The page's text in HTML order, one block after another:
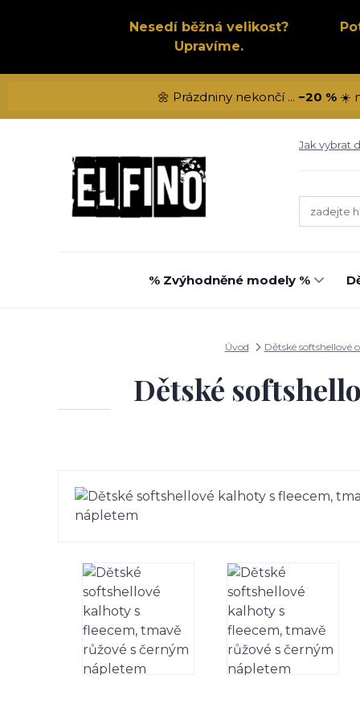
Nesedí běžná velikost?
Upravíme.
🌼 Prázdniny nekončí ... −20 %☀️
Jak vybrat
% Zvýhodněné modely %
Úvod Dětské softshellové
Dětské